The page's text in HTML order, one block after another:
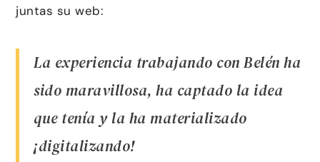
juntas su web:
La experiencia trabajando con Belén ha
sido maravillosa, ha captado la idea
que tenía y la ha materializado
¡digitalizando!